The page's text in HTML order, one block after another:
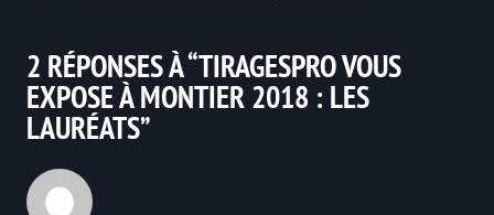
2 RÉPONSES À “TIRAGESPRO VOUS
EXPOSE À MONTIER 2018 : LES
LAURÉATS”